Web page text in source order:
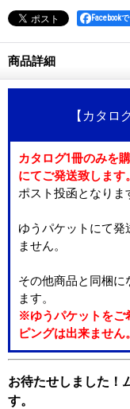
Facebook
商品詳細
【カタロ
カタログ1冊のみを
にてご発送致します。
ポスト投函となりま
ゆうパケットにて発
ません。
その他商品と同梱に
ます。
※ゆうパケットをご
ピングは出来ません。
お待たせしました！
す。